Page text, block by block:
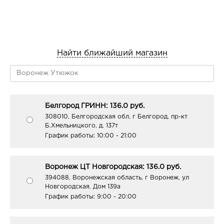
Найти ближайший магазин
Белгород ГРИНН: 136.0 руб.
308010, Белгородская обл, г Белгород, пр-кт
Б.Хмельницкого, д. 137т
График работы: 10:00 - 21:00
Воронеж ЦТ Новгородская: 136.0 руб.
394088, Воронежская область, г Воронеж, ул
Новгородская, Дом 139а
График работы: 9:00 - 20:00